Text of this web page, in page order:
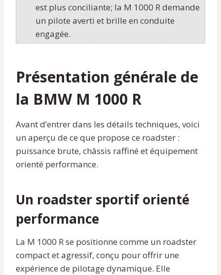
est plus conciliante; la M 1000 R demande
un pilote averti et brille en conduite
engagée.
Présentation générale de
la BMW M 1000 R
Avant d’entrer dans les détails techniques, voici
un aperçu de ce que propose ce roadster :
puissance brute, châssis raffiné et équipement
orienté performance.
Un roadster sportif orienté
performance
La M 1000 R se positionne comme un roadster
compact et agressif, conçu pour offrir une
expérience de pilotage dynamique. Elle